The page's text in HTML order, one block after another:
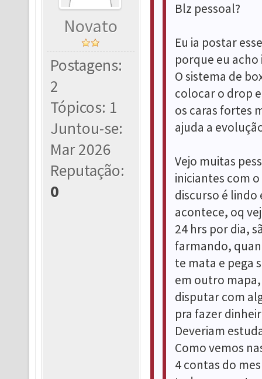
Novato
Postagens:
2
Tópicos: 1
Juntou-se:
Mar 2026
Reputação:
0
Blz pessoal?
Eu ia postar
porque eu
O sistema de
colocar o drop
os caras fortes
ajuda a
Vejo muitas
iniciantes com
discurso é
acontece, oq
24 hrs por dia,
farmando,
te mata e pega
em outro
disputar com
pra fazer
Deveriam
Como vemos
4 contas do